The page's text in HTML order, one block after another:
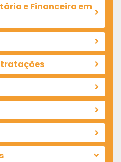
e Financeira em